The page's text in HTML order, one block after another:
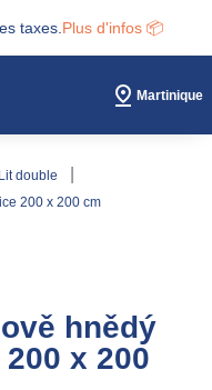
taxes. Plus d'infos 📦
Martinique
lit double
200 x 200 cm
hnědý
x 200